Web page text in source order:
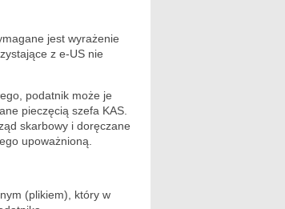
jest wyrażenie
z e-US nie
podatnik może je
pieczęcią szefa KAS.
skarbowy i doręczane
upoważnioną.
(plikiem), który w